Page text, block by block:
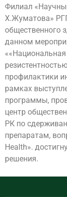
Филиал
Х.Жуматова»
общественного
данном
профилактики
рамках
программы,
центр
РК по
препаратам,
Health».
решения.